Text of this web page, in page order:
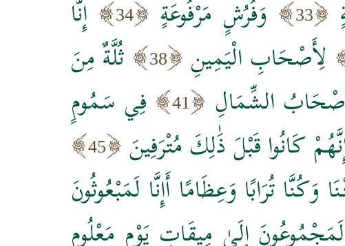
33 وَفُرُشٍ مَرْفُوعَةٍ 34
إِنَّا
لِأَصْحَابِ الْيَمِينِ 38
ثُلَّةٌ مِنَ
الشِّمَالِ 41
فِي سَمُومٍ
كَانُوا قَبْلَ ذَٰلِكَ مُتْرَفِينَ 45
وَكُنَّا تُرَابًا وَعِظَامًا أَإِنَّا لَمَبْعُوثُونَ
لَمَجْمُوعُونَ إِلَىٰ مِيقَاتِ يَوْمٍ مَعْلُومٍ